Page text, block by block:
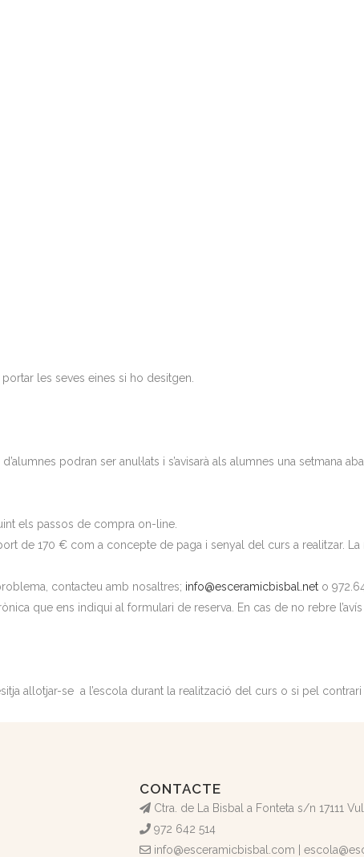
les seves eines si ho desitgen.
podran ser anul·lats i s’avisarà als alumnes una setmana
els passos de compra on-line.
de 170 € com a concepte de paga i senyal del curs a realitzar. La
contacteu amb nosaltres; info@esceramicbisbal.net o
que ens indiqui al formulari de reserva. En cas de no rebre
allotjar-se a l’escola durant la realització del curs o si pel contrari
CONTACTE
Ctra. de La Bisbal a Fonteta s/n 17111
972 642 514
info@esceramicbisbal.com